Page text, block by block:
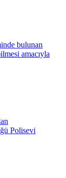
bulunan
amacıyla
Polisevi